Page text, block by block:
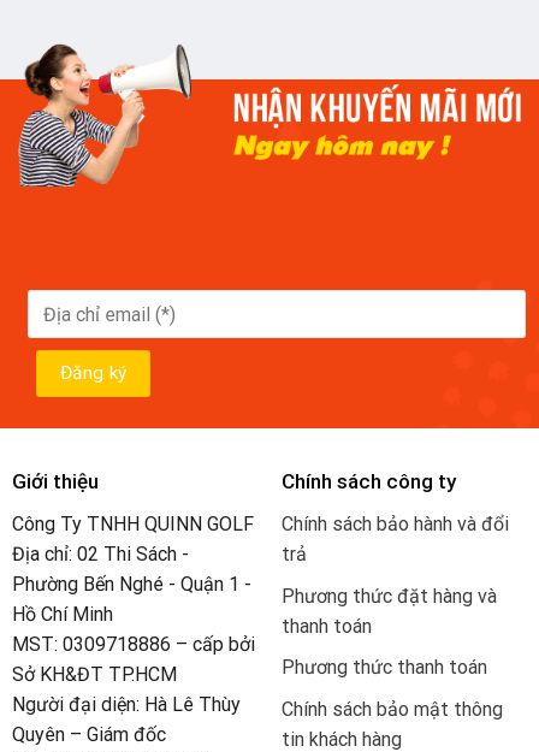
Giới thiệu
Công Ty TNHH QUINN GOLF
Địa chỉ: 02 Thi Sách -
Phường Bến Nghé - Quận 1 -
Hồ Chí Minh
MST: 0309718886 – cấp bởi
Sở KH&ĐT TP.HCM
Người đại diện: Hà Lê Thùy
Quyên – Giám đốc
Chính sách công ty
Chính sách bảo hành và đổi
trả
Phương thức đặt hàng và
thanh toán
Phương thức thanh toán
Chính sách bảo mật thông
tin khách hàng